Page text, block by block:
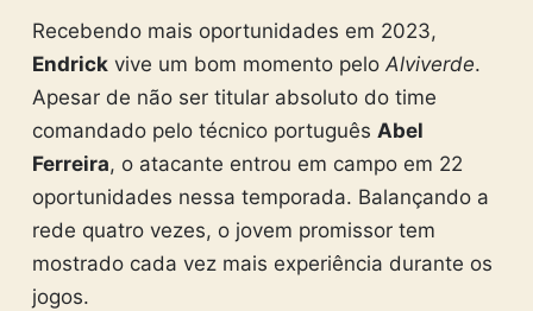
Recebendo mais oportunidades em 2023,
Endrickvive um bom momento pelo Alviverde.
Apesar de não ser titular absoluto do time
comandado pelo técnico português Abel
Ferreira, o atacante entrou em campo em 22
oportunidades nessa temporada. Balançando a
rede quatro vezes, o jovem promissor tem
mostrado cada vez mais experiência durante os
jogos.